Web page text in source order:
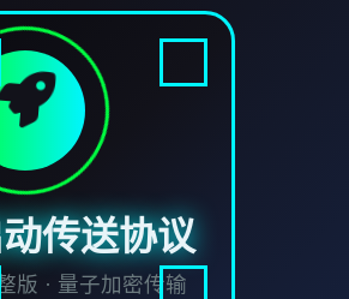
传送协议
版 · 量子加密传输